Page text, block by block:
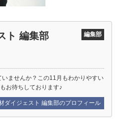
ト 編集部 編集部
ませんか？この11月もわかりやすい
お待ちしております♪
ダイジェスト 編集部のプロフィール